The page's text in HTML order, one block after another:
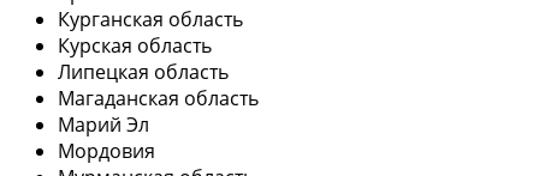
Курганская область
Курская область
Липецкая область
Магаданская область
Марий Эл
Мордовия